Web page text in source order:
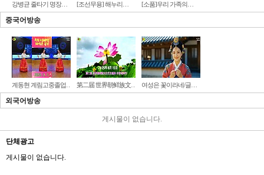
강병균 줄타기 명장… [조선무용] 해누리… [소품]우리 가족의…
중국어방송
계동현 계림고중졸업… 第二届 世界朝鲜族文… 여성은 꽃이라네/글…
외국어방송
게시물이 없습니다.
단체광고
게시물이 없습니다.